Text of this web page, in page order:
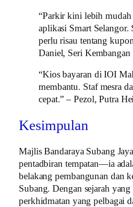
“Parkir kini lebih mudah
aplikasi Smart Selangor.
perlu risau tentang
Daniel, Seri Kembangan
“Kios bayaran di IOI
membantu. Staf mesra
cepat.” – Pezol, Putra
Kesimpulan
Majlis Bandaraya Subang
pentadbiran tempatan—ia
belakang pembangunan dan
Subang. Dengan sejarah
perkhidmatan yang pelbagai